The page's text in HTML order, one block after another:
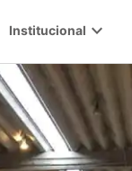
Institucional expand_more